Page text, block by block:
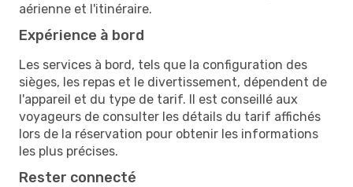
aérienne et l'itinéraire.
Expérience à bord
Les services à bord, tels que la configuration des
sièges, les repas et le divertissement, dépendent de
l'appareil et du type de tarif. Il est conseillé aux
voyageurs de consulter les détails du tarif affichés
lors de la réservation pour obtenir les informations
les plus précises.
Rester connecté